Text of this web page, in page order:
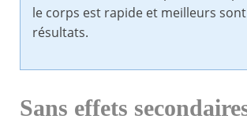
le corps est rapide et meilleurs
résultats.
Sans effets